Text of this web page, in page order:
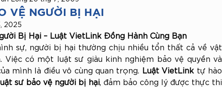
VỆ NGƯỜI BỊ HẠI
2025
Bị Hại – Luật VietLink Đồng Hành Cùng Bạn
sự, người bị hại thường chịu nhiều tổn thất cả về vật
Việc có một luật sư giàu kinh nghiệm bảo vệ quyền và
mình là điều vô cùng quan trọng. Luật VietLink tự hào
sư bảo vệ người bị hại , đảm bảo công lý được thực thi